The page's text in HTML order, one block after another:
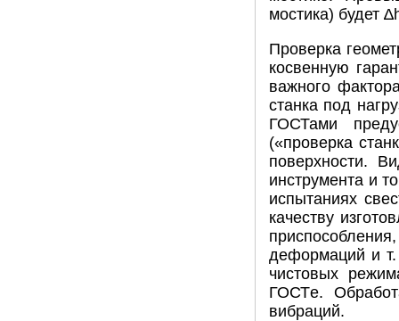
мостика) будет
Проверка
косвенную
важного
станка под
ГОСТами
(«проверка
поверхности.
инструмента и
испытаниях
качеству
деформаций и т.
чистовых
ГОСТe.
вибраций.